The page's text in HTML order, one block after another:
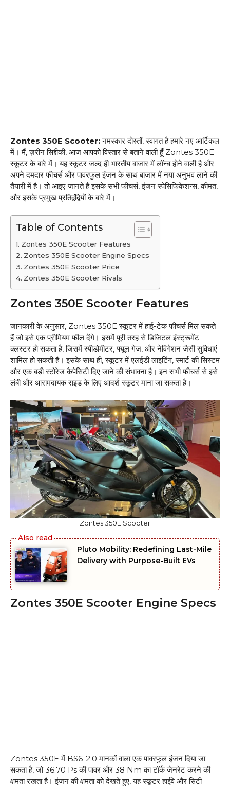
Zontes 350E Scooter:नमस्कार दोस्तों, स्वागत है हमारे नए आर्टिकल
में। मैं, ज़रीन सिद्दीकी, आज आपको विस्तार से बताने वाली हूँ Zontes 350E
स्कूटर के बारे में। यह स्कूटर जल्द ही भारतीय बाजार में लॉन्च होने वाली है और
अपने दमदार फीचर्स और पावरफुल इंजन के साथ बाजार में नया अनुभव लाने की
तैयारी में है। तो आइए जानते हैं इसके सभी फीचर्स, इंजन स्पेसिफिकेशन्स, कीमत,
और इसके प्रमुख प्रतिद्वंद्वियों के बारे में।
Table of Contents
Zontes 350E Scooter Features
Zontes 350E Scooter Engine Specs
Zontes 350E Scooter Price
Zontes 350E Scooter Rivals
Zontes 350E Scooter Features
जानकारी के अनुसार, Zontes 350E स्कूटर में हाई-टेक फीचर्स मिल सकते
हैं जो इसे एक प्रीमियम फील देंगे। इसमें पूरी तरह से डिजिटल इंस्ट्रूमेंट
क्लस्टर हो सकता है, जिसमें स्पीडोमीटर, फ्यूल गेज, और नेविगेशन जैसी सुविधाएं
शामिल हो सकती हैं। इसके साथ ही, स्कूटर में एलईडी लाइटिंग, स्मार्ट की सिस्टम
और एक बड़ी स्टोरेज कैपेसिटी दिए जाने की संभावना है। इन सभी फीचर्स से इसे
लंबी और आरामदायक राइड के लिए आदर्श स्कूटर माना जा सकता है।
Zontes 350E Scooter
Pluto Mobility: Redefining Last-Mile
Delivery with Purpose-Built EVs
Zontes 350E Scooter Engine Specs
Zontes 350E में BS6-2.0 मानकों वाला एक पावरफुल इंजन दिया जा
सकता है, जो 36.70 Ps की पावर और 38 Nm का टॉर्क जेनरेट करने की
क्षमता रखता है। इंजन की क्षमता को देखते हुए, यह स्कूटर हाईवे और सिटी